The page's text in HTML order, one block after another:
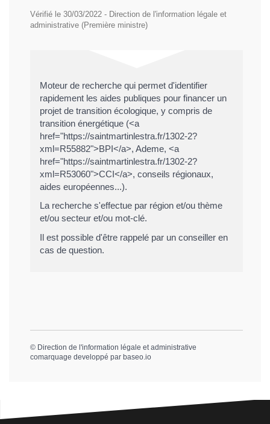
Vérifié le 30/03/2022 - Direction de l'information légale et
administrative (Première ministre)
Moteur de recherche qui permet d'identifier
rapidement les aides publiques pour financer un
projet de transition écologique, y compris de
transition énergétique (<a
href="https://saintmartinlestra.fr/1302-2?
xml=R55882">BPI</a>, Ademe, <a
href="https://saintmartinlestra.fr/1302-2?
xml=R53060">CCI</a>, conseils régionaux,
aides européennes...).
La recherche s'effectue par région et/ou thème
et/ou secteur et/ou mot-clé.
Il est possible d'être rappelé par un conseiller en
cas de question.
© Direction de l'information légale et administrative
comarquage developpé par baseo.io